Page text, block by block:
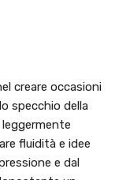
creare occasioni
specchio della
fluidità e idee
e dal